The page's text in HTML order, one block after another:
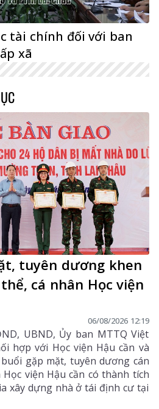
tài chính đối với ban
xã
tuyên dương khen
cá nhân Học viện
06/08/2026 12:19
UBND, Ủy ban MTTQ Việt
hợp với Học viện Hậu cần và
gặp mặt, tuyên dương cán
viện Hậu cần có thành tích
xây dựng nhà ở tái định cư tại